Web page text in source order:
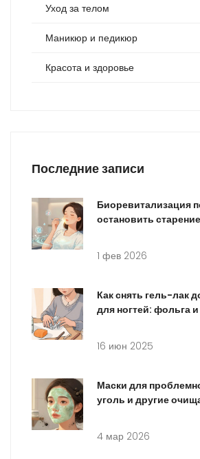
Уход за телом
Маникюр и педикюр
Красота и здоровье
Последние записи
Биоревитализация
остановить
1 фев 2026
Как снять гель-лак
для ногтей: фольга
16 июн 2025
Маски для
уголь и другие
4 мар 2026